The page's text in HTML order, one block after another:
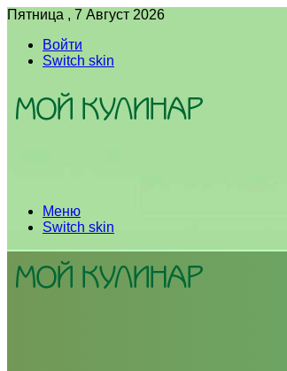
Пятница , 7 Август 2026
Войти
Switch skin
Меню
Switch skin